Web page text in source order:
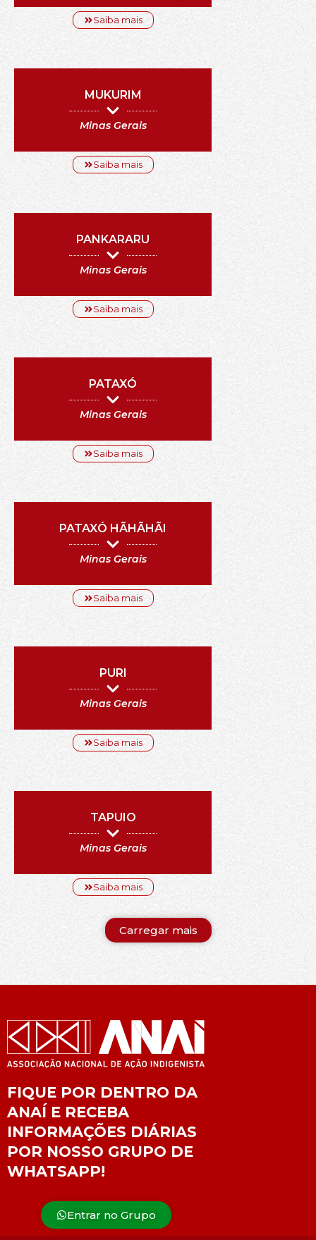
Saiba mais
MUKURIM
Minas Gerais
Saiba mais
PANKARARU
Minas Gerais
Saiba mais
PATAXÓ
Minas Gerais
Saiba mais
PATAXÓ HÃHÃHÃI
Minas Gerais
Saiba mais
PURI
Minas Gerais
Saiba mais
TAPUIO
Minas Gerais
Saiba mais
Carregar mais
FIQUE POR DENTRO DA
ANAÍ E RECEBA
INFORMAÇÕES DIÁRIAS
POR NOSSO GRUPO DE
WHATSAPP!
Entrar no Grupo